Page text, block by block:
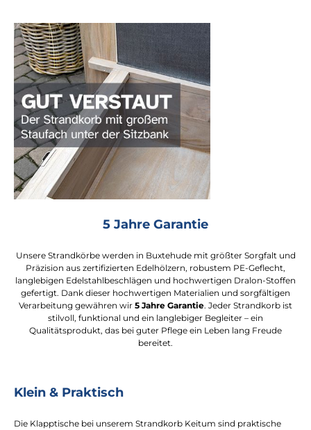
5 Jahre Garantie
Unsere Strandkörbe werden in Buxtehude mit größter Sorgfalt und
Präzision aus zertifizierten Edelhölzern, robustem PE-Geflecht,
langlebigen Edelstahlbeschlägen und hochwertigen Dralon-Stoffen
gefertigt. Dank dieser hochwertigen Materialien und sorgfältigen
Verarbeitung gewähren wir 5 Jahre Garantie. Jeder Strandkorb ist
stilvoll, funktional und ein langlebiger Begleiter – ein
Qualitätsprodukt, das bei guter Pflege ein Leben lang Freude
bereitet.
Klein & Praktisch
Die Klapptische bei unserem Strandkorb Keitum sind praktische